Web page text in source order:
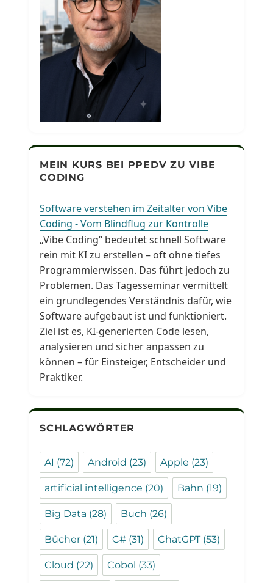
MEIN KURS BEI PPEDV ZU VIBE
CODING
Software verstehen im Zeitalter von Vibe
Coding - Vom Blindflug zur Kontrolle
„Vibe Coding“ bedeutet schnell Software
rein mit KI zu erstellen – oft ohne tiefes
Programmierwissen. Das führt jedoch zu
Problemen. Das Tagesseminar vermittelt
ein grundlegendes Verständnis dafür, wie
Software aufgebaut ist und funktioniert.
Ziel ist es, KI-generierten Code lesen,
analysieren und sicher anpassen zu
können – für Einsteiger, Entscheider und
Praktiker.
SCHLAGWÖRTER
AI (72) Android (23) Apple (23)
artificial intelligence (20) Bahn (19)
Big Data (28) Buch (26)
Bücher (21) C# (31) ChatGPT(53)
Cloud (22) Cobol (33)